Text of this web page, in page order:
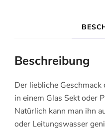
Beschreibung
Der liebliche
in einem Glas Sekt oder
Natürlich kann man ihn
oder Leitungswasser